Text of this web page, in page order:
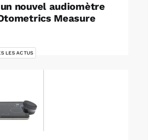
nouvel audiomètre
Measure
LES ACTUS